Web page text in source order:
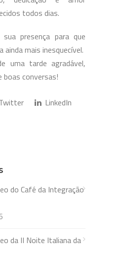
todos dias.
presença para que
mais inesquecível.
uma tarde agradável,
boas conversas!
LinkedIn
do Café da Integração
da II Noite Italiana da